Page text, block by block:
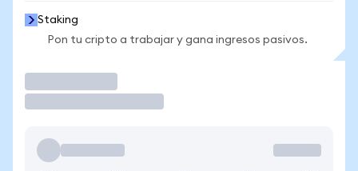
Staking
Pon tu cripto a trabajar y gana ingresos pasivos.